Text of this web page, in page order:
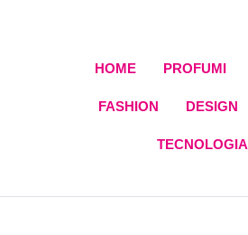
HOME PROFUMI
FASHION DESIGN
TECNOLOGIA